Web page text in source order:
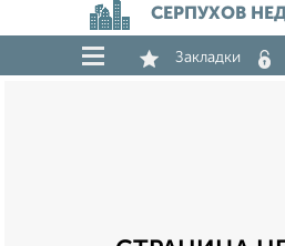
СЕРПУХОВ
Закладки